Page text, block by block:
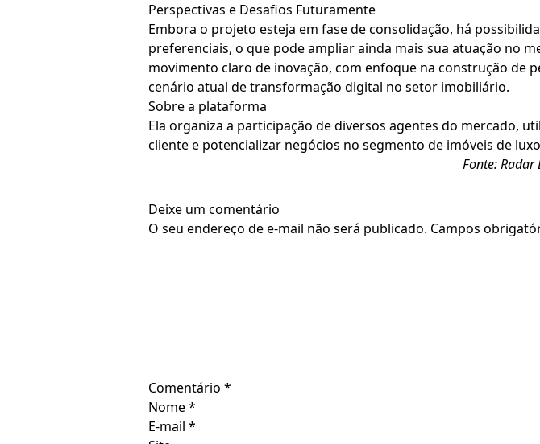
Perspectivas e Desafios Futuramente
Embora o projeto esteja em fase de consolidação, há
preferenciais, o que pode ampliar ainda mais sua atuação no
movimento claro de inovação, com enfoque na construção de
cenário atual de transformação digital no setor imobiliário.
Sobre a plataforma
Ela organiza a participação de diversos agentes do mercado,
cliente e potencializar negócios no segmento de imóveis de
Fonte:
Deixe um comentário
O seu endereço de e-mail não será publicado. Campos
Comentário *
Nome*
E-mail *